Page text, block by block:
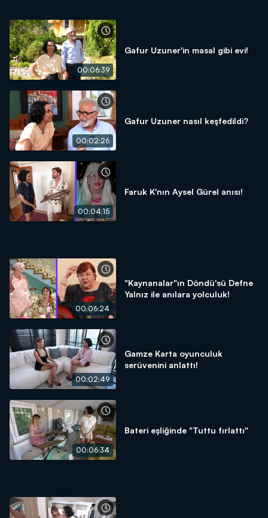
00:06:39
Gafur Uzuner'in masal gibi evi!
00:02:26
Gafur Uzuner nasıl keşfedildi?
00:04:15
Faruk K'nın Aysel Gürel anısı!
00:06:24
"Kaynanalar"ın Döndü'sü Defne
Yalnız ile anılara yolculuk!
00:02:49
Gamze Karta oyunculuk
serüvenini anlattı!
00:06:34
Bateri eşliğinde "Tuttu fırlattı"